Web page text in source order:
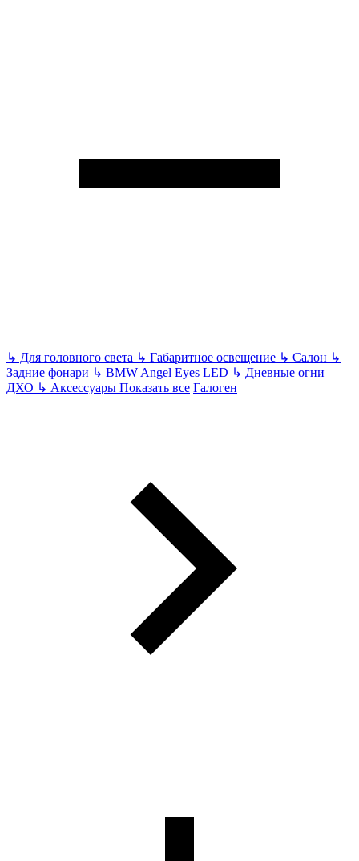
↳ Для головного света ↳ Габаритное освещение ↳ Салон ↳
Задние фонари ↳ BMW Angel Eyes LED ↳ Дневные огни
ДХО ↳ Аксессуары Показать все Галоген